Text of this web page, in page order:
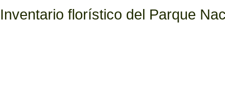
Inventario florístico del Parque